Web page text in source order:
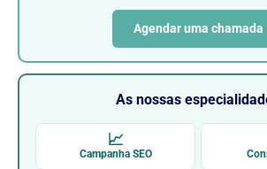
Agendar uma chamada
As nossas
📈
Campanha SEO